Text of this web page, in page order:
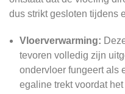
dus strikt gesloten tijdens
Vloerverwarming:
tevoren volledig zijn
ondervloer fungeert als
egaline trekt voordat